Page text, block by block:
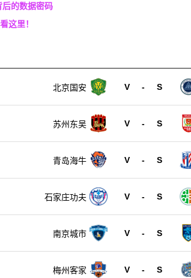
的数据密码
这里！
北京国安 V - S
苏州东吴 V - S
青岛海牛 V - S
石家庄功夫 V - S
南京城市 V - S
梅州客家 V - S